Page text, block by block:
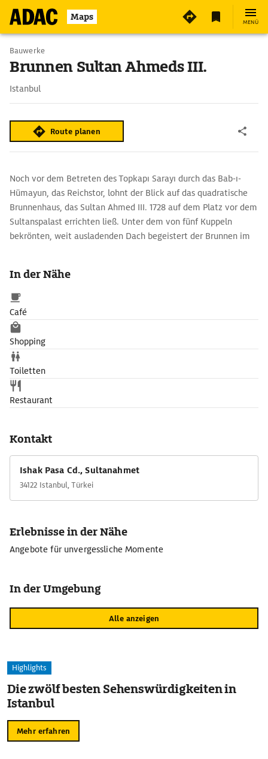
Maps MENÜ
Bauwerke
Brunnen Sultan Ahmeds III.
Istanbul
Route planen
Noch vor dem Betreten des Topkapı Sarayı durch das Bab-ı-
Hümayun, das Reichstor, lohnt der Blick auf das quadratische
Brunnenhaus, das Sultan Ahmed III. 1728 auf dem Platz vor dem
Sultanspalast errichten ließ. Unter dem von fünf Kuppeln
bekrönten, weit ausladenden Dach begeistert der Brunnen im
rotweißgebänderten Bögen sowie Reliefplatten mit filigranen
Rankenmotiven.
In der Nähe
Café
Shopping
Toiletten
Restaurant
Kontakt
Ishak Pasa Cd., Sultanahmet
34122 Istanbul, Türkei
Erlebnisse in der Nähe
Angebote für unvergessliche Momente
In der Umgebung
Alle anzeigen
Highlights
Die zwölf besten Sehenswürdigkeiten in
Istanbul
Mehr erfahren